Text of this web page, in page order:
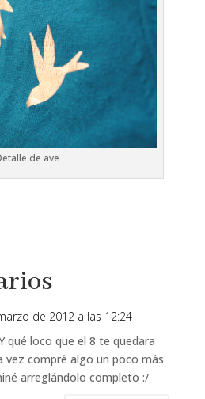
de ave
de 2012 a las 12:24
qué loco que el 8 te quedara
vez compré algo un poco más
arreglándolo completo :/